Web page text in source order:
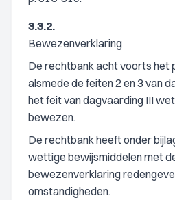
3.3.2.
Bewezenverklaring
De rechtbank acht voorts het
alsmede de feiten 2 en 3 van
het feit van dagvaarding III
bewezen.
De rechtbank heeft onder
wettige bewijsmiddelen met
bewezenverklaring
omstandigheden.